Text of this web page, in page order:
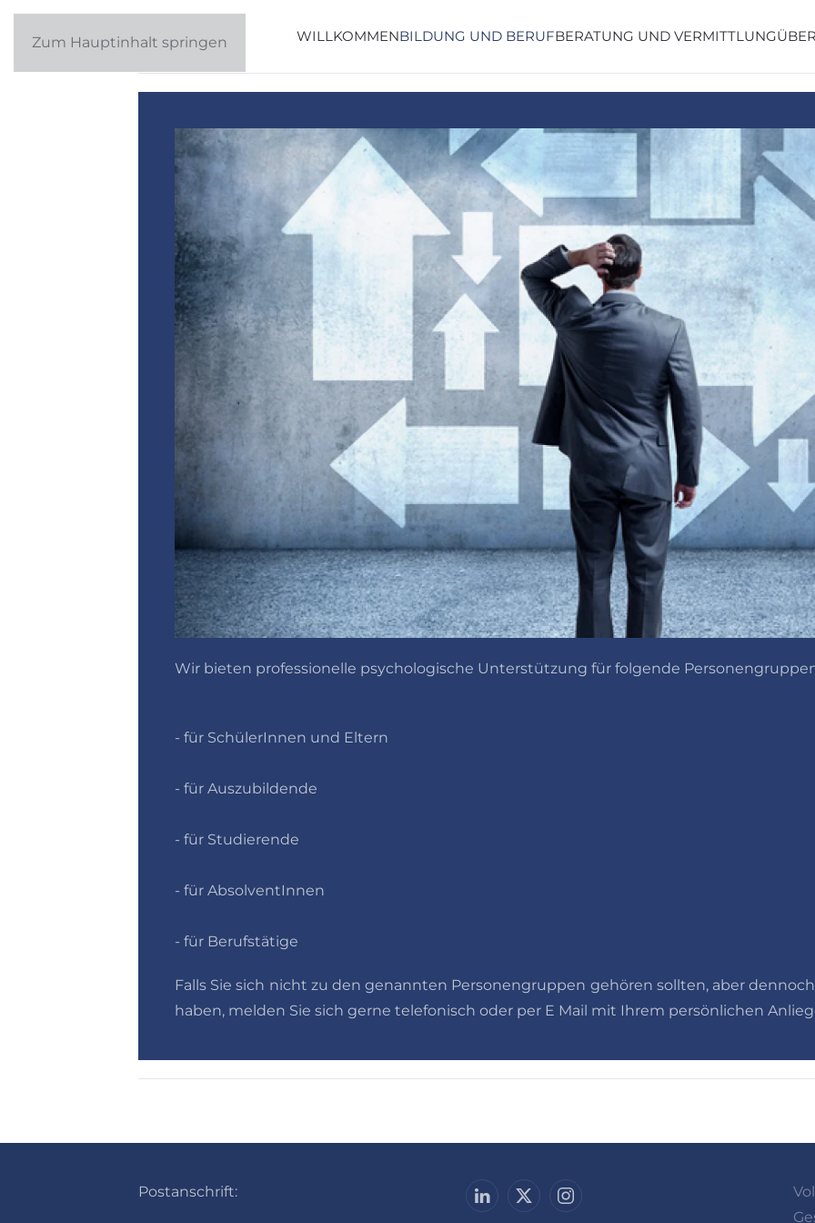
Zum Hauptinhalt springen WILLKOMMENBILDUNG UND BERUFBERATUNG UND VERMITTLUNG
Wir bieten professionelle psychologische Unterstützung für folgende
- für SchülerInnen und Eltern
- für Auszubildende
- für Studierende
- für AbsolventInnen
- für Berufstätige
Falls Sie sich nicht zu den genannten Personengruppen gehören sollten, aber
haben, melden Sie sich gerne telefonisch oder per E Mail mit Ihrem persönlichen
Postanschrift: